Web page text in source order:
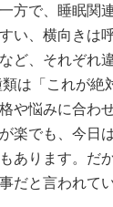
方で、睡眠関
い、横向きは
ど、それぞれ
は「これが絶
や悩みに合わ
楽でも、今日
あります。だ
だと言われてい